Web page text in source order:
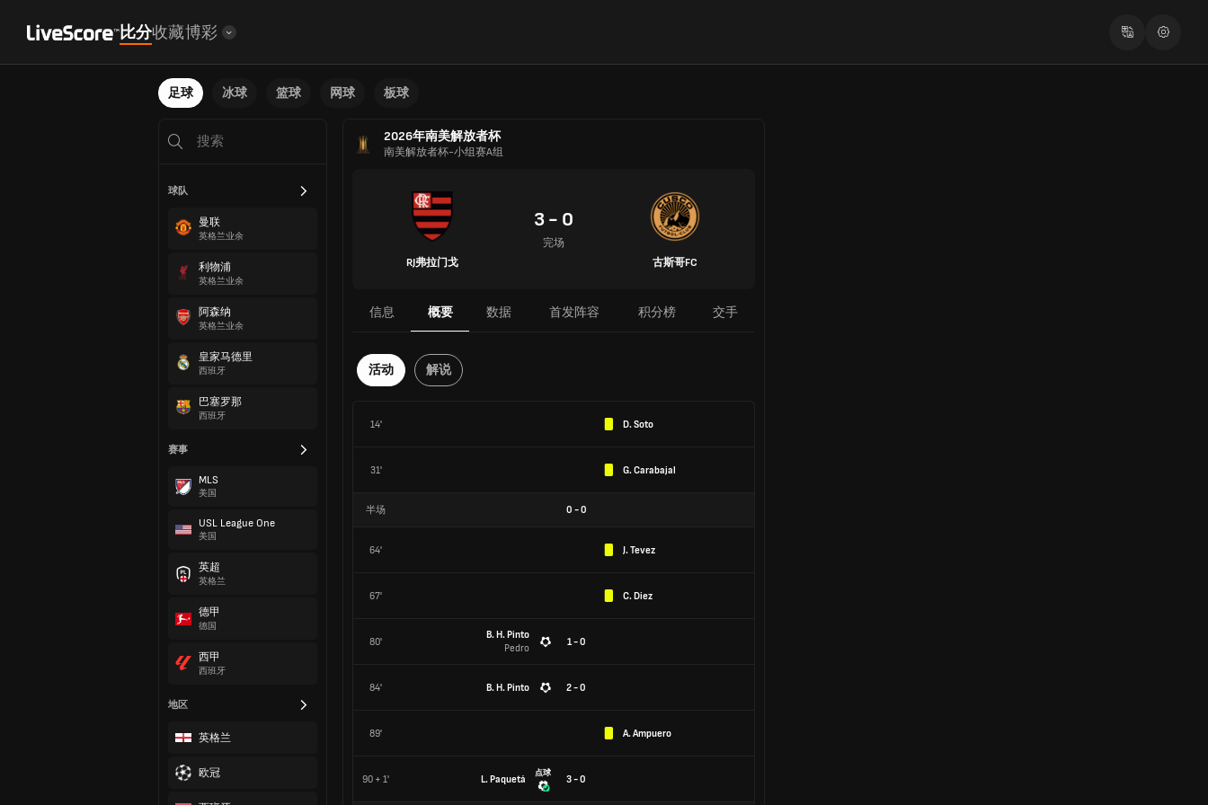
比分收藏博彩
足球 冰球 篮球 网球 板球
球队
曼联
英格兰业余
利物浦
英格兰业余
阿森纳
英格兰业余
皇家马德里
西班牙
巴塞罗那
西班牙
赛事
MLS
美国
USL League One
美国
英超
英格兰
德甲
德国
西甲
西班牙
地区
英格兰
欧冠
2026年南美解放者杯
南美解放者杯-小组赛A组
RJ弗拉门戈
3 - 0
完场
古斯哥FC
信息 概要 数据 首发阵容 积分榜 交手
活动 解说
14' D. Soto
31' G. Carabajal
半场 0 -0
64' J. Tevez
67' C. Diez
80'
B. H. Pinto
Pedro
1 - 0
84' B. H. Pinto 2 - 0
89' A. Ampuero
90 + 1' L. Paquetá
点球
3 - 0